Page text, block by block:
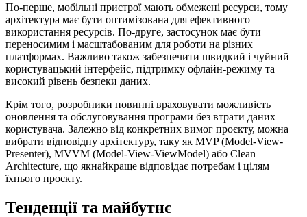
По-перше, мобільні пристрої мають обмежені ресурси, тому
архітектура має бути оптимізована для ефективного
використання ресурсів. По-друге, застосунок має бути
переносимим і масштабованим для роботи на різних
платформах. Важливо також забезпечити швидкий і чуйний
користувацький інтерфейс, підтримку офлайн-режиму та
високий рівень безпеки даних.
Крім того, розробники повинні враховувати можливість
оновлення та обслуговування програми без втрати даних
користувача. Залежно від конкретних вимог проєкту, можна
вибрати відповідну архітектуру, таку як MVP (Model-View-
Presenter), MVVM (Model-View-ViewModel) або Clean
Architecture, що якнайкраще відповідає потребам і цілям
їхнього проєкту.
Тенденції та майбутнє